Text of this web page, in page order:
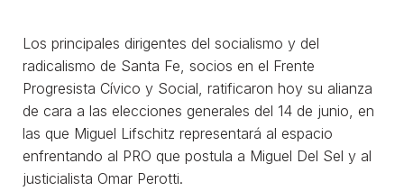
Los principales dirigentes del socialismo y del
radicalismo de Santa Fe, socios en el Frente
Progresista Cívico y Social, ratificaron hoy su alianza
de cara a las elecciones generales del 14 de junio, en
las que Miguel Lifschitz representará al espacio
enfrentando al PRO que postula a Miguel Del Sel y al
justicialista Omar Perotti.